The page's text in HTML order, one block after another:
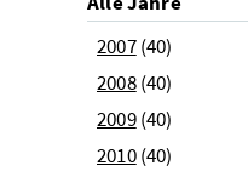
2007(40)
2008(40)
2009(40)
2010(40)